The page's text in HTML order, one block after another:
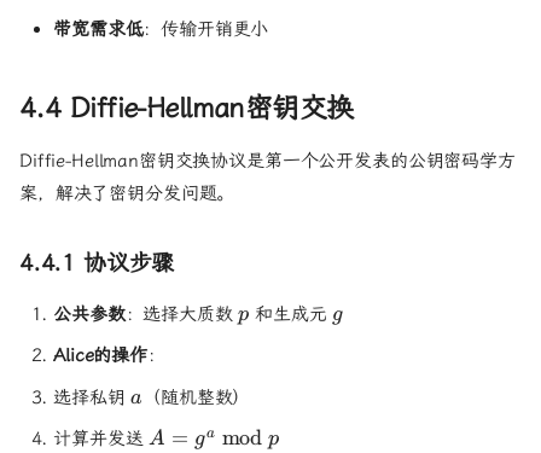
带宽需求低：传输开销更小
4.4 Diffie-Hellman密钥交换
Diffie-Hellman密钥交换协议是第一个公开发表的公钥密码学方
案，解决了密钥分发问题。
4.4.1 协议步骤
公共参数：选择大质数p
p 和生成元 g
g
Alice的操作：
选择私钥a
a
（随机整数）
计算并发送A =
A = ga mod p